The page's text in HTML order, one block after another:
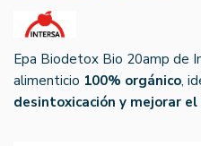
Epa Biodetox Bio 20amp de
alimenticio 100% orgánico,
desintoxicación y mejorar